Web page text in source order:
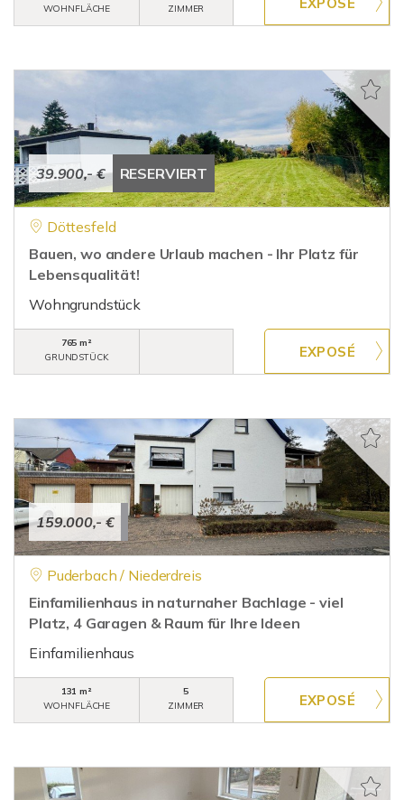
WOHNFLÄCHE ZIMMER
39.900,- € RESERVIERT
Döttesfeld
Bauen, wo andere Urlaub machen - Ihr Platz für
Lebensqualität!
Wohngrundstück
765 m²
GRUNDSTÜCK
159.000,- €
Puderbach / Niederdreis
Einfamilienhaus in naturnaher Bachlage - viel
Platz, 4 Garagen & Raum für Ihre Ideen
Einfamilienhaus
131 m²
WOHNFLÄCHE
5
ZIMMER